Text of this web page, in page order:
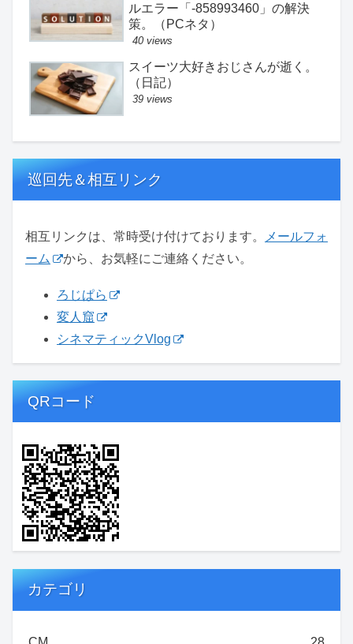
ルエラー「-858993460」の解決
策。（PCネタ）
40 views
スイーツ大好きおじさんが逝く。
（日記）
39 views
巡回先＆相互リンク
相互リンクは、常時受け付けております。
メールフォ
ーム
から、お気軽にご連絡ください。
ろじぱら
変人窟
シネマティックVlog
QRコード
カテゴリ